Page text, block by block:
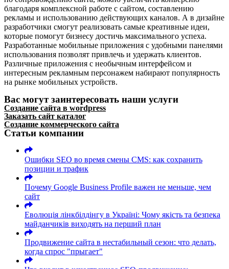
благодаря комплексной работе с сайтом, составлению
рекламы и использованию действующих каналов. А в дизайне
разработчики смогут реализовать самые креативные идеи,
которые помогут бизнесу достичь максимального успеха.
Разработанные мобильные приложения с удобными панелями
использования позволят привлечь и удержать клиентов.
Различные приложения с необычным интерфейсом и
интересным рекламным персонажем набирают популярность
на рынке мобильных устройств.
Вас могут заинтересовать наши услуги
Создание сайта в wordpress
Заказать сайт каталог
Создание коммерческого сайта
Статьи компании
Ошибки SEO во время смены CMS: как сохранить
позиции и трафик
Почему Google Business Profile важен не меньше, чем
сайт
Еволюція лінкбілдінгу в Україні: Чому якість та безпека
майданчиків виходять на перший план
Продвижение сайта в нестабильный сезон: что делать,
когда спрос "прыгает"